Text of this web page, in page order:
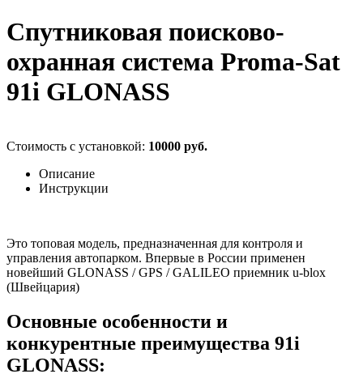
Спутниковая поисково-
охранная система Proma-Sat
91i GLONASS
Стоимость с установкой: 10000 руб.
Описание
Инструкции
Это топовая модель, предназначенная для контроля и
управления автопарком. Впервые в России применен
новейший GLONASS / GPS / GALILEO приемник u-blox
(Швейцария)
Основные особенности и
конкурентные преимущества 91i
GLONASS: